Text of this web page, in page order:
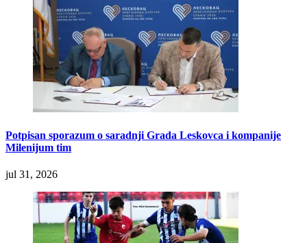
Potpisan sporazum o saradnji Grada Leskovca i kompanije
Milenijum tim
jul 31, 2026